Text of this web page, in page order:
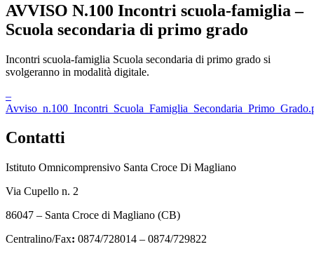
AVVISO N.100 Incontri scuola-famiglia –
Scuola secondaria di primo grado
Incontri scuola-famiglia Scuola secondaria di primo grado si
svolgeranno in modalità digitale.
–
Contatti
Istituto Omnicomprensivo Santa Croce Di Magliano
Via Cupello n. 2
86047 – Santa Croce di Magliano (CB)
Centralino/Fax: 0874/728014 – 0874/729822